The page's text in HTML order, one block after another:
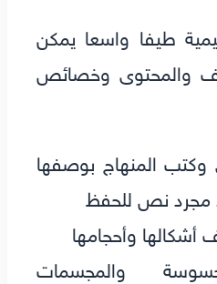
طيفا واسعا يمكن
والمحتوى وخصائص
وكتب المنهاج بوصفها
مجرد نص للحفظ
أشكالها وأحجامها
والمجسمات